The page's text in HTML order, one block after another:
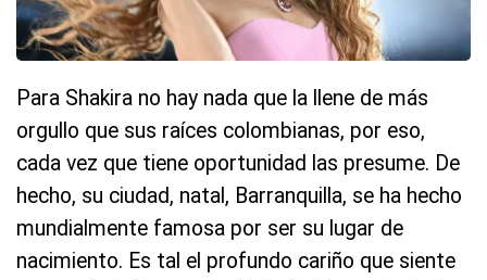
Para Shakira no hay nada que la llene de más
orgullo que sus raíces colombianas, por eso,
cada vez que tiene oportunidad las presume. De
hecho, su ciudad, natal, Barranquilla, se ha hecho
mundialmente famosa por ser su lugar de
nacimiento. Es tal el profundo cariño que siente